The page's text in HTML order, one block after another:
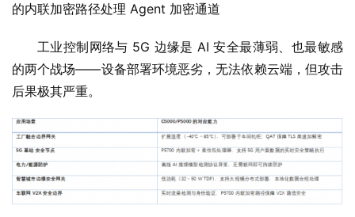
的内联加密路径处理 Agent 加密通道
工业控制网络与 5G 边缘是 AI 安全最薄弱、也最敏感
的两个战场——设备部署环境恶劣，无法依赖云端，但攻击
后果极其严重。